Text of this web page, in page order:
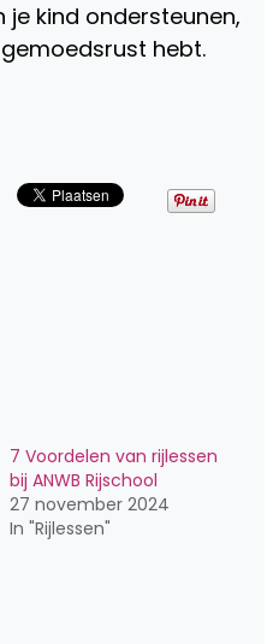
je kind ondersteunen,
hebt.
7 Voordelen van rijlessen
bij ANWB Rijschool
27 november 2024
In "Rijlessen"